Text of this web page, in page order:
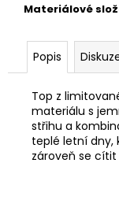
Materiálové
Popis
Top z
materiálu s
střihu a
teplé letní dny,
zároveň se